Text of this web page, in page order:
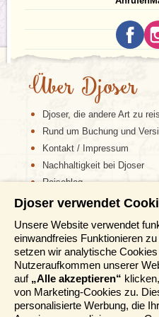
und dem zweithöchsten
erreichen wir über die
3.500 m hoch gelegene
Einwohnern ist für viele
den Ausflug der Region
wirkt fast mittelalterlich,
verwinkelten Gassen der
Festung schlendert.
Brahmaputra im Osten
km erstreckt. Der
Achttausendern besitzt
6.000 m. Die nördliche
die südliche Zanskarkette
das eigentliche Ladakh-Tal.
Zeitverschiebung
Die Zeitverschiebung
Deutschland beträgt MEZ +
Über Djoser
Djoser, die andere Art zu
Rund um Buchung und
Kontakt / Impressum
Nachhaltigkeit bei Djoser
Reiseblog
Informationen
Reisemessen
Häufig gestellte Fragen
AGB
Formblatt
Datenschutz
Djoser verwendet
Unsere Website verwendet
einwandfreies Funktionieren
setzen wir analytische
Nutzeraufkommen unserer
auf „Alle akzeptieren“
von Marketing-Cookies zu.
personalisierte Werbung, die